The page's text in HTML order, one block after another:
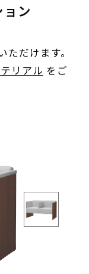
ン
だけます。
リアル をご